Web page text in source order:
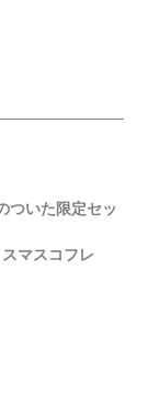
ついた限定セッ
マスコフレ